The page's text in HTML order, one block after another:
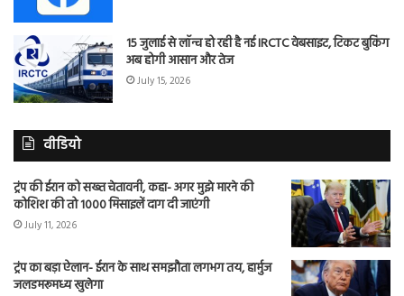
15 जुलाई से लॉन्च हो रही है नई IRCTC वेबसाइट, टिकट बुकिंग
अब होगी आसान और तेज
July 15, 2026
वीडियो
ट्रंप की ईरान को सख्त चेतावनी, कहा- अगर मुझे मारने की
कोशिश की तो 1000 मिसाइलें दाग दी जाएंगी
July 11, 2026
ट्रंप का बड़ा ऐलान- ईरान के साथ समझौता लगभग तय, हार्मुज
जलडमरूमध्य खुलेगा